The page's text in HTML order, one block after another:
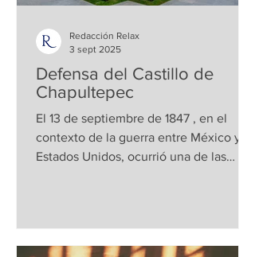
Defensa del Castillo de
Chapultepec
El 13 de septiembre de 1847 , en el
contexto de la guerra entre México y
Estados Unidos, ocurrió una de las
Redacción Relax
3 sept 2025